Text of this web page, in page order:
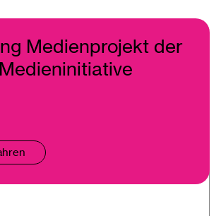
Medienprojekt der